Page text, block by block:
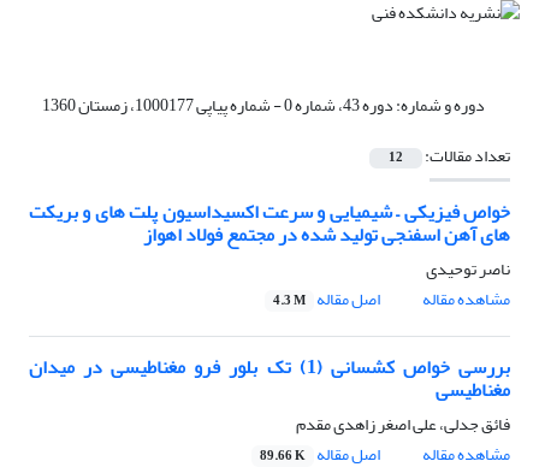
دوره و شماره:دوره 43، شماره 0 - شماره پیاپی 1000177، زمستان 1360
تعداد مقالات:
12
خواص فیزیکی – شیمیایی و سرعت اکسیداسیون پلت های و بریکت
های آهن اسفنجی تولید شده در مجتمع فولاد اهواز
ناصر توحیدی
مشاهده مقاله
اصل مقاله 4.3 M
بررسی خواص کشسانی (1) تک بلور فرو مغناطیسی در میدان
مغناطیسی
فائق جدلی، علی اصغر زاهدی مقدم
مشاهده مقاله
اصل مقاله 89.66 K